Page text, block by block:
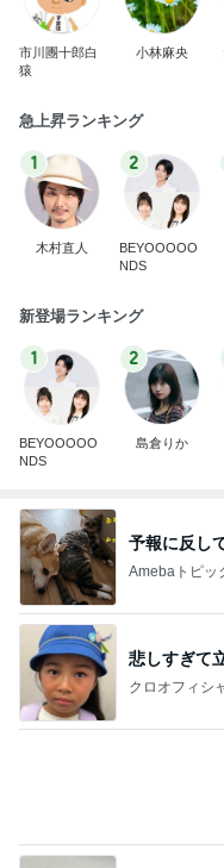
市川團十郎白
猿
小林麻央
急上昇ランキング
1
木村直人
2
BEYOOOOO
NDS
新登場ランキング
1
BEYOOOOO
NDS
2
島倉りか
予報に反し
Amebaトピッ
悲しすぎて
クロオフィシ